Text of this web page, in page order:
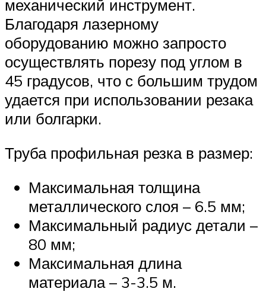
механический инструмент.
Благодаря лазерному
оборудованию можно запросто
осуществлять порезу под углом в
45 градусов, что с большим трудом
удается при использовании резака
или болгарки.
Труба профильная резка в размер:
Максимальная толщина
металлического слоя – 6.5 мм;
Максимальный радиус детали –
80 мм;
Максимальная длина
материала – 3-3.5 м.